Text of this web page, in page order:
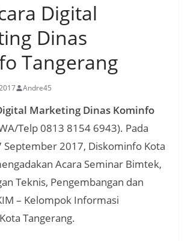
Digital
Dinas
Tangerang
Andre45
Marketing Dinas Kominfo
Telp 0813 8154 6943). Pada
September 2017, Diskominfo Kota
Acara Seminar Bimtek,
Teknis, Pengembangan dan
– Kelompok Informasi
Tangerang.